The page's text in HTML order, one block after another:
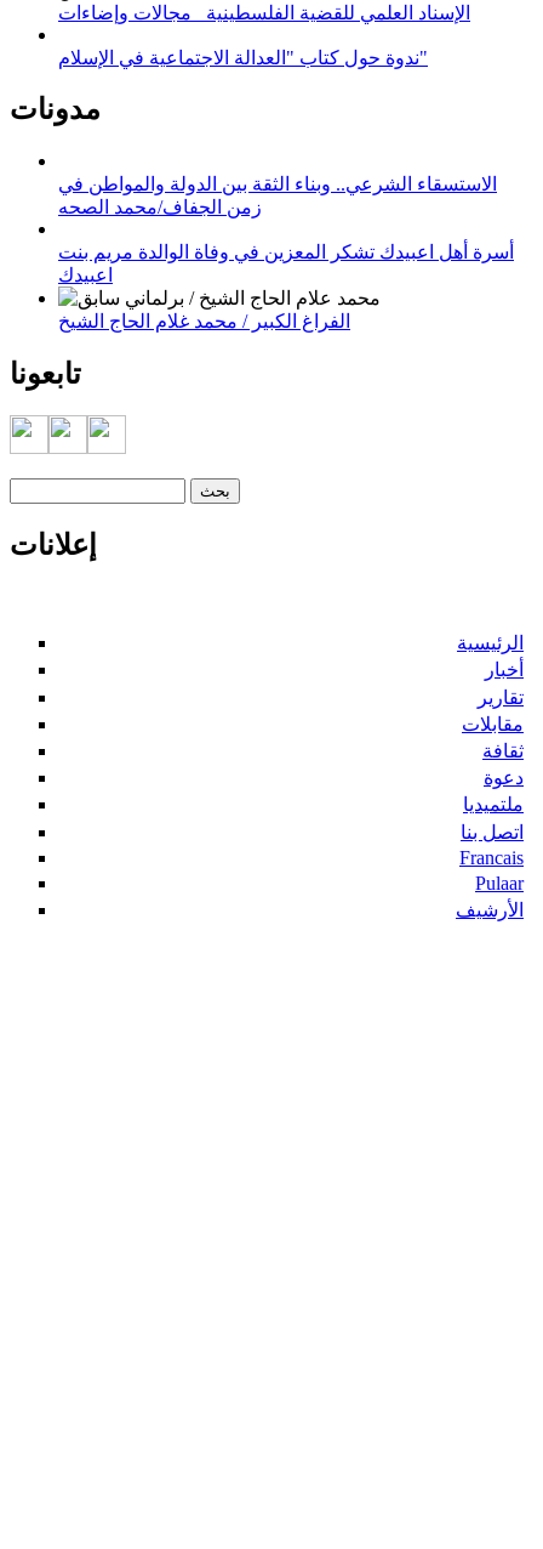
الإسناد العلمي للقضية الفلسطينية_ مجالات وإضاءات
ندوة حول كتاب "العدالة الاجتماعية في الإسلام"
مدونات
الاستسقاء الشرعي.. وبناء الثقة بين الدولة والمواطن في
زمن الجفاف/محمد الصحه
أسرة أهل اعبيدك تشكر المعزين في وفاة الوالدة مريم بنت
اعبيدك
الفراغ الكبير / محمد غلام الحاج الشيخ
تابعونا
إعلانات
الرئيسية
أخبار
تقارير
مقابلات
ثقافة
دعوة
ملتميديا
اتصل بنا
Francais
Pulaar
الأرشيف